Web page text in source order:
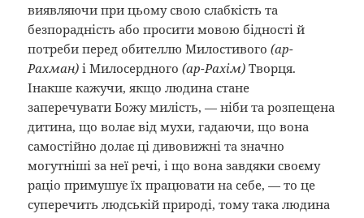
виявляючи при цьому свою слабкість та
безпорадність або просити мовою бідності й
потреби перед обителлю Милостивого(ар-
Рахман) і Милосердного(ар-Рахім)Творця.
Інакше кажучи, якщо людина стане
заперечувати Божу милість, — ніби та розпещена
дитина, що волає від мухи, гадаючи, що вона
самостійно долає ці дивовижні та значно
могутніші за неї речі, і що вона завдяки своєму
раціо примушує їх працювати на себе, — то це
суперечить людській природі, тому така людина